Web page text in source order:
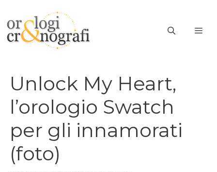
contenuto
Unlock My Heart,
l’orologio Swatch
per gli innamorati
(foto)